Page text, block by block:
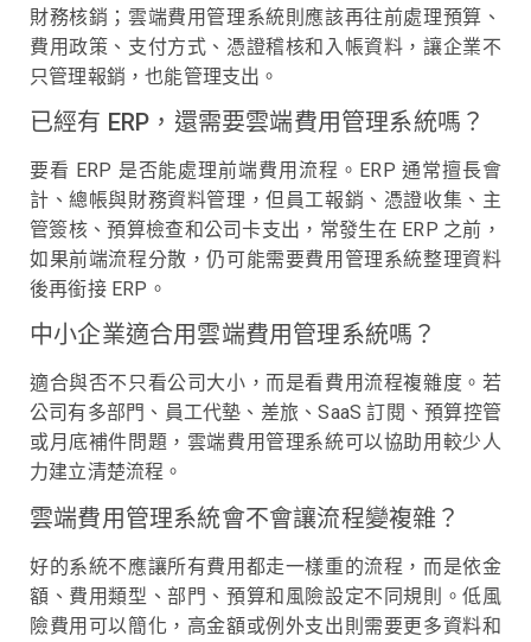
財務核銷；雲端費用管理系統則應該再往前處理預算、
費用政策、支付方式、憑證稽核和入帳資料，讓企業不
只管理報銷，也能管理支出。
已經有 ERP，還需要雲端費用管理系統嗎？
要看 ERP 是否能處理前端費用流程。ERP 通常擅長會
計、總帳與財務資料管理，但員工報銷、憑證收集、主
管簽核、預算檢查和公司卡支出，常發生在 ERP 之前，
如果前端流程分散，仍可能需要費用管理系統整理資料
後再銜接 ERP。
中小企業適合用雲端費用管理系統嗎？
適合與否不只看公司大小，而是看費用流程複雜度。若
公司有多部門、員工代墊、差旅、SaaS 訂閱、預算控管
或月底補件問題，雲端費用管理系統可以協助用較少人
力建立清楚流程。
雲端費用管理系統會不會讓流程變複雜？
好的系統不應讓所有費用都走一樣重的流程，而是依金
額、費用類型、部門、預算和風險設定不同規則。低風
險費用可以簡化，高金額或例外支出則需要更多資料和